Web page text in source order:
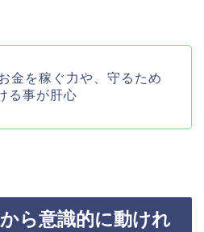
金を稼ぐ力や、守るため
る事が肝心
ら意識的に動けれ